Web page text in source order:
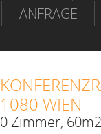
ANFRAGE
1080 WIEN
0 Zimmer, 60m2